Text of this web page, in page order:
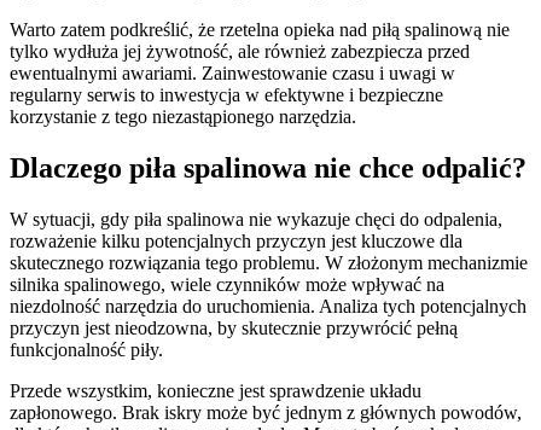
Warto zatem podkreślić, że rzetelna opieka nad piłą spalinową nie
tylko wydłuża jej żywotność, ale również zabezpiecza przed
ewentualnymi awariami. Zainwestowanie czasu i uwagi w
regularny serwis to inwestycja w efektywne i bezpieczne
korzystanie z tego niezastąpionego narzędzia.
Dlaczego piła spalinowa nie chce odpalić?
W sytuacji, gdy piła spalinowa nie wykazuje chęci do odpalenia,
rozważenie kilku potencjalnych przyczyn jest kluczowe dla
skutecznego rozwiązania tego problemu. W złożonym mechanizmie
silnika spalinowego, wiele czynników może wpływać na
niezdolność narzędzia do uruchomienia. Analiza tych potencjalnych
przyczyn jest nieodzowna, by skutecznie przywrócić pełną
funkcjonalność piły.
Przede wszystkim, konieczne jest sprawdzenie układu
zapłonowego. Brak iskry może być jednym z głównych powodów,